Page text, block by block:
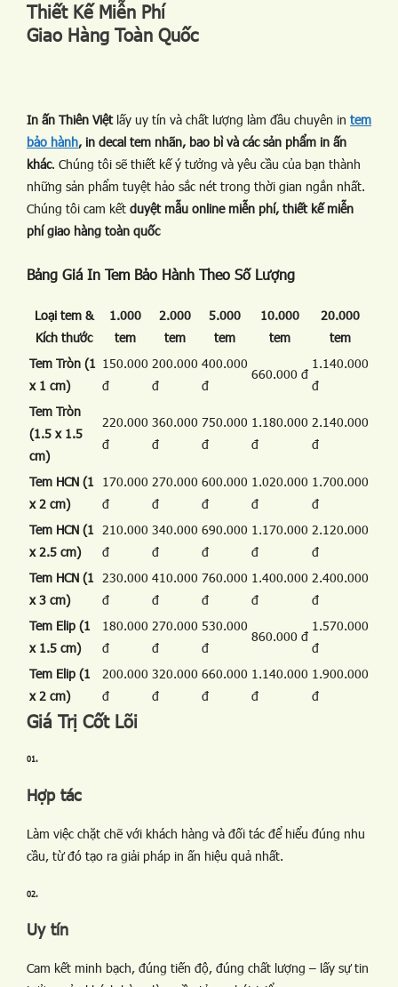
Thiết Kế Miễn Phí
Giao Hàng Toàn Quốc
In ấn Thiên Việtlấy uy tín và chất lượng làm đầu chuyên in tem
bảo hành, in decal tem nhãn, bao bì và các sản phẩm in ấn
khác. Chúng tôi sẽ thiết kế ý tưởng và yêu cầu của bạn thành
những sản phẩm tuyệt hảo sắc nét trong thời gian ngắn nhất.
Chúng tôi cam kết duyệt mẫu online miễn phí, thiết kế miễn
phí giao hàng toàn quốc
Bảng Giá In Tem Bảo Hành Theo Số Lượng
Loại tem &
Kích thước
1.000
tem
2.000
tem
5.000
tem
10.000
tem
20.000
tem
Tem Tròn (1
x 1 cm)
150.000
đ
200.000
đ
400.000
đ
660.000 đ
1.140.000
đ
Tem Tròn
(1.5 x 1.5
cm)
220.000
đ
360.000
đ
750.000
đ
1.180.000
đ
2.140.000
đ
Tem HCN (1
x 2 cm)
170.000
đ
270.000
đ
600.000
đ
1.020.000
đ
1.700.000
đ
Tem HCN (1
x 2.5 cm)
210.000
đ
340.000
đ
690.000
đ
1.170.000
đ
2.120.000
đ
Tem HCN (1
x 3 cm)
230.000
đ
410.000
đ
760.000
đ
1.400.000
đ
2.400.000
đ
Tem Elip (1
x 1.5 cm)
180.000
đ
270.000
đ
530.000
đ
860.000 đ
1.570.000
đ
Tem Elip (1
x 2 cm)
200.000
đ
320.000
đ
660.000
đ
1.140.000
đ
1.900.000
đ
Giá Trị Cốt Lõi
01.
Hợp tác
Làm việc chặt chẽ với khách hàng và đối tác để hiểu đúng nhu
cầu, từ đó tạo ra giải pháp in ấn hiệu quả nhất.
02.
Uy tín
Cam kết minh bạch, đúng tiến độ, đúng chất lượng – lấy sự tin